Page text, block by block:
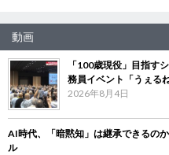
動画
「100歳現役」目指
務員イベント「うぇる
2026年8月4日
AI時代、「暗黙知」は継承できるの
ル